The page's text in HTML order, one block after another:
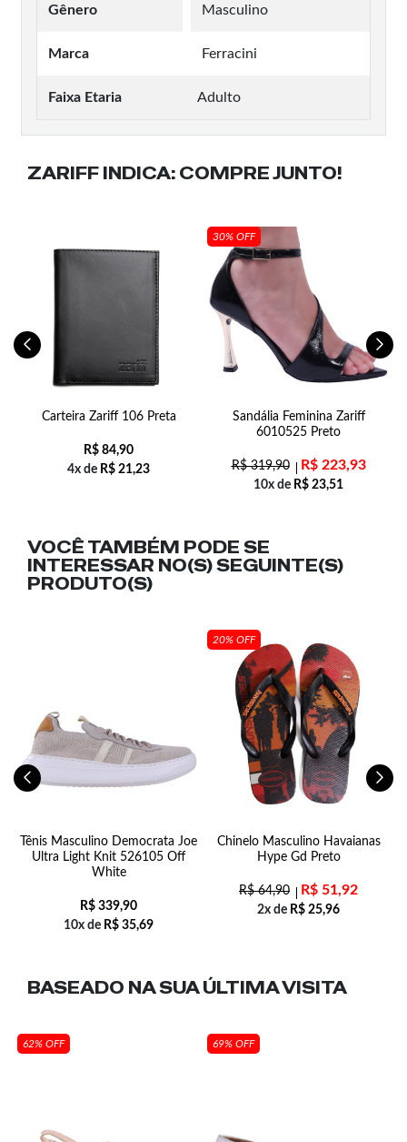
Gênero Masculino
Marca Ferracini
Faixa Etaria Adulto
ZARIFF INDICA: COMPRE JUNTO!
Carteira Zariff 106 Preta
R$ 84,90
4x de R$ 21,23
30% OFF
Sandália Feminina Zariff
6010525 Preto
R$319,90 R$223,93
10x de R$ 23,51
VOCÊ TAMBÉM PODE SE
INTERESSAR NO(S) SEGUINTE(S)
PRODUTO(S)
Tênis Masculino Democrata Joe
Ultra Light Knit 526105 Off
White
R$ 339,90
10x de R$ 35,69
20% OFF
Chinelo Masculino Havaianas
Hype Gd Preto
R$64,90 R$ 51,92
2x de R$ 25,96
BASEADO NA SUAÚLTIMA VISITA
62% OFF 69% OFF